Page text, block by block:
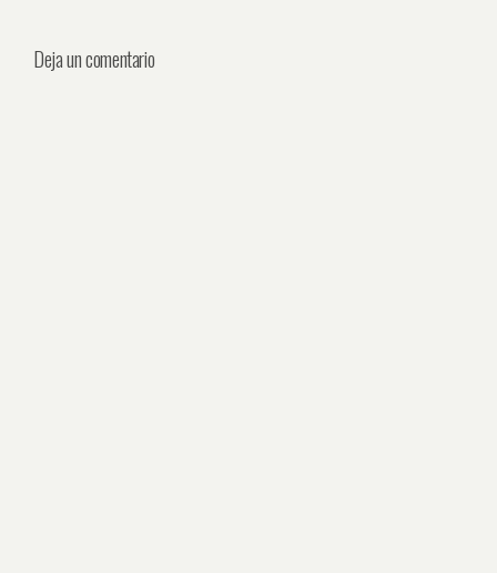
Deja un comentario